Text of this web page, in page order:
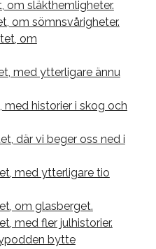
om släkthemligheter.
om sömnsvårigheter.
om
med ytterligare ännu
historier i skog och
där vi beger oss ned i
med ytterligare tio
om glasberget.
med fler julhistorier.
bytte